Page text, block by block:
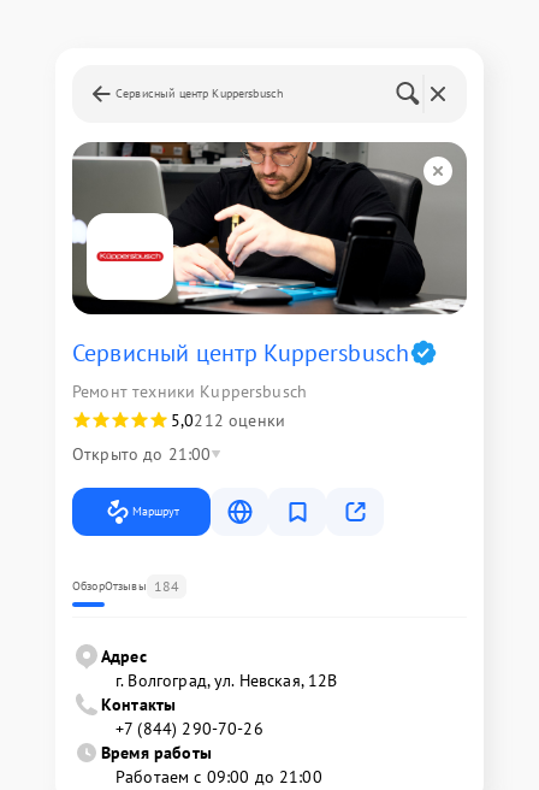
Сервисный центр Kuppersbusch
Сервисный центр Kuppersbusch
Ремонт техники Kuppersbusch
5,0212 оценки
Открыто до 21:00
Маршрут
ОбзорОтзывы 184
Адрес
г. Волгоград, ул. Невская, 12В
Контакты
+7 (844) 290-70-26
Время работы
Работаем с 09:00 до 21:00